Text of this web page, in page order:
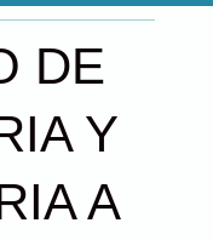
DE
Y
A